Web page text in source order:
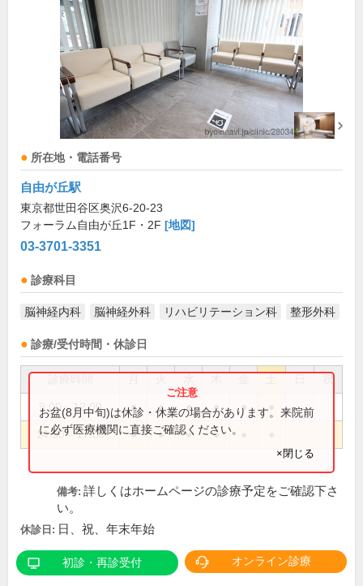
所在地・電話番号
自由が丘駅
東京都世田谷区奥沢6-20-23
フォーラム自由が丘1F・2F [地図]
03-3701-3351
診療科目
脳神経内科 脳神経外科 リハビリテーション科 整形外科
診療/受付時間・休診日
祝
9:00～12:00 ● ● ● ● ●
14:00～17:00 ● ● ● ●
お盆(8月中旬)は休診・休業の場合があります。来院前
に必ず医療機関に直接ご確認ください。
×閉じる
備考: 詳しくはホームページの診療予定をご確認下さ
い。
休診日: 日、祝、年末年始
初診・再診受付 オンライン診療